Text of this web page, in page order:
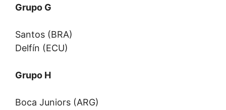
Grupo G
Santos (BRA)
Delfín (ECU)
Grupo H
Boca Juniors (ARG)